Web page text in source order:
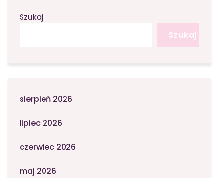
Szukaj
Szukaj
sierpień 2026
lipiec 2026
czerwiec 2026
maj 2026